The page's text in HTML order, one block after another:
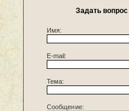
Задать вопрос
Имя:
E-mail:
Тема:
Сообщение: